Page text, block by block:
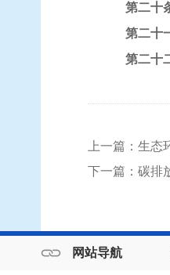
第二十
第二十
第二十
上一篇：生
下一篇：碳排
网站导航